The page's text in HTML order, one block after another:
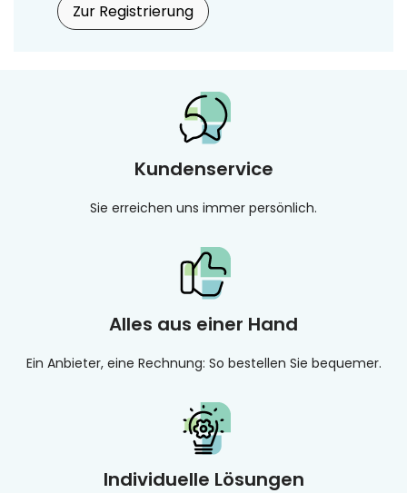
Zur Registrierung
Kundenservice
Sie erreichen uns immer persönlich.
Alles aus einer Hand
Ein Anbieter, eine Rechnung: So bestellen Sie bequemer.
Individuelle Lösungen